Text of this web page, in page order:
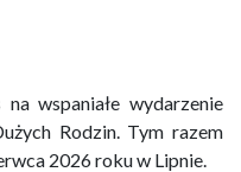
wspaniałe wydarzenie
Rodzin. Tym razem
2026 roku w Lipnie.